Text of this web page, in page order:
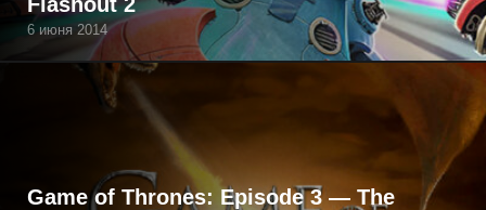
6 июня 2014
Game of Thrones: Episode 3 — The